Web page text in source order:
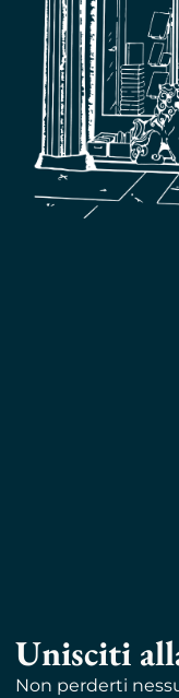
Unisciti
Non perderti